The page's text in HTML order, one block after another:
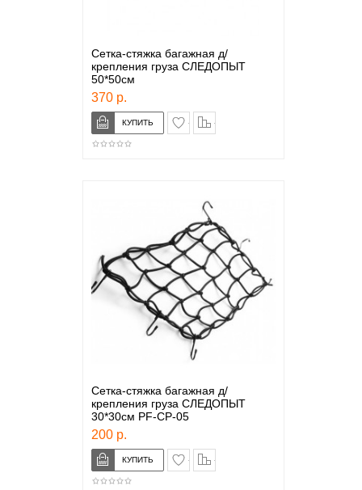
Сетка-стяжка багажная д/
крепления груза СЛЕДОПЫТ
50*50см
370 р.
в закладки
Сетка-стяжка багажная д/
крепления груза СЛЕДОПЫТ
30*30см PF-CP-05
200 р.
в закладки